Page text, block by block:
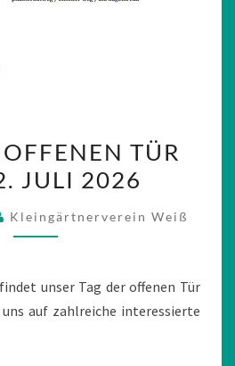
DER
OFFENEN
AM
TÜR
JULI 2026
Kleingärtnerverein Weiß
unser Tag der offenen Tür
auf zahlreiche interessierte